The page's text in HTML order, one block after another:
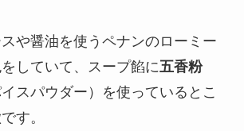
や醤油を使うペナンのローミー
をしていて、スープ餡に五香粉
スパウダー）
を使っているとこ
す。